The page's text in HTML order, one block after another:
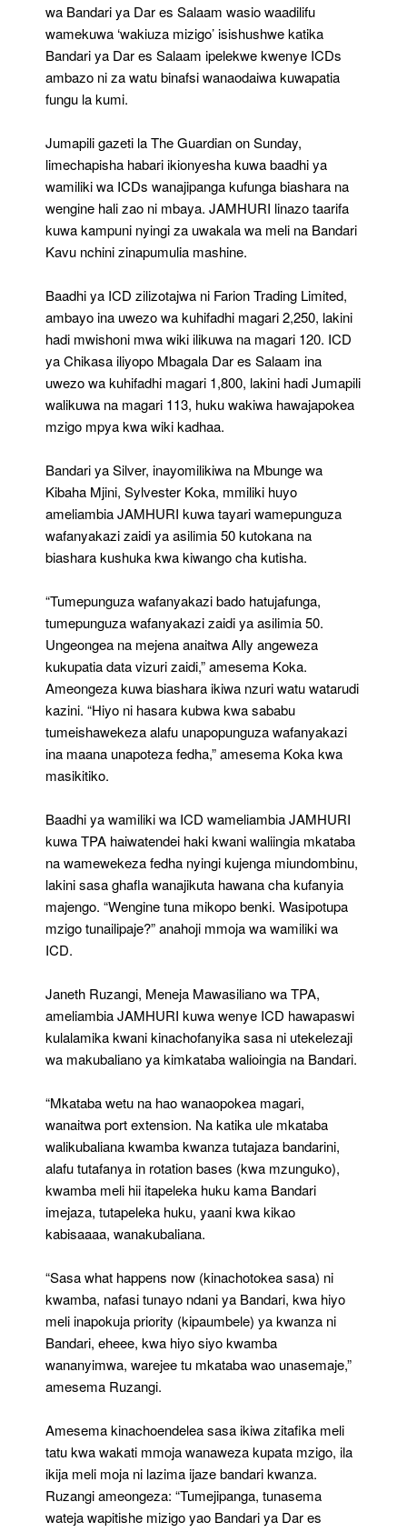
wa Bandari ya Dar es Salaam wasio waadilifu
wamekuwa ‘wakiuza mizigo’ isishushwe katika
Bandari ya Dar es Salaam ipelekwe kwenye ICDs
ambazo ni za watu binafsi wanaodaiwa kuwapatia
fungu la kumi.
Jumapili gazeti la The Guardian on Sunday,
limechapisha habari ikionyesha kuwa baadhi ya
wamiliki wa ICDs wanajipanga kufunga biashara na
wengine hali zao ni mbaya. JAMHURI linazo taarifa
kuwa kampuni nyingi za uwakala wa meli na Bandari
Kavu nchini zinapumulia mashine.
Baadhi ya ICD zilizotajwa ni Farion Trading Limited,
ambayo ina uwezo wa kuhifadhi magari 2,250, lakini
hadi mwishoni mwa wiki ilikuwa na magari 120. ICD
ya Chikasa iliyopo Mbagala Dar es Salaam ina
uwezo wa kuhifadhi magari 1,800, lakini hadi Jumapili
walikuwa na magari 113, huku wakiwa hawajapokea
mzigo mpya kwa wiki kadhaa.
Bandari ya Silver, inayomilikiwa na Mbunge wa
Kibaha Mjini, Sylvester Koka, mmiliki huyo
ameliambia JAMHURI kuwa tayari wamepunguza
wafanyakazi zaidi ya asilimia 50 kutokana na
biashara kushuka kwa kiwango cha kutisha.
“Tumepunguza wafanyakazi bado hatujafunga,
tumepunguza wafanyakazi zaidi ya asilimia 50.
Ungeongea na mejena anaitwa Ally angeweza
kukupatia data vizuri zaidi,” amesema Koka.
Ameongeza kuwa biashara ikiwa nzuri watu watarudi
kazini. “Hiyo ni hasara kubwa kwa sababu
tumeishawekeza alafu unapopunguza wafanyakazi
ina maana unapoteza fedha,” amesema Koka kwa
masikitiko.
Baadhi ya wamiliki wa ICD wameliambia JAMHURI
kuwa TPA haiwatendei haki kwani waliingia mkataba
na wamewekeza fedha nyingi kujenga miundombinu,
lakini sasa ghafla wanajikuta hawana cha kufanyia
majengo. “Wengine tuna mikopo benki. Wasipotupa
mzigo tunailipaje?” anahoji mmoja wa wamiliki wa
ICD.
Janeth Ruzangi, Meneja Mawasiliano wa TPA,
ameliambia JAMHURI kuwa wenye ICD hawapaswi
kulalamika kwani kinachofanyika sasa ni utekelezaji
wa makubaliano ya kimkataba walioingia na Bandari.
“Mkataba wetu na hao wanaopokea magari,
wanaitwa port extension. Na katika ule mkataba
walikubaliana kwamba kwanza tutajaza bandarini,
alafu tutafanya in rotation bases (kwa mzunguko),
kwamba meli hii itapeleka huku kama Bandari
imejaza, tutapeleka huku, yaani kwa kikao
kabisaaaa, wanakubaliana.
“Sasa what happens now (kinachotokea sasa) ni
kwamba, nafasi tunayo ndani ya Bandari, kwa hiyo
meli inapokuja priority (kipaumbele) ya kwanza ni
Bandari, eheee, kwa hiyo siyo kwamba
wananyimwa, warejee tu mkataba wao unasemaje,”
amesema Ruzangi.
Amesema kinachoendelea sasa ikiwa zitafika meli
tatu kwa wakati mmoja wanaweza kupata mzigo, ila
ikija meli moja ni lazima ijaze bandari kwanza.
Ruzangi ameongeza: “Tumejipanga, tunasema
wateja wapitishe mizigo yao Bandari ya Dar es